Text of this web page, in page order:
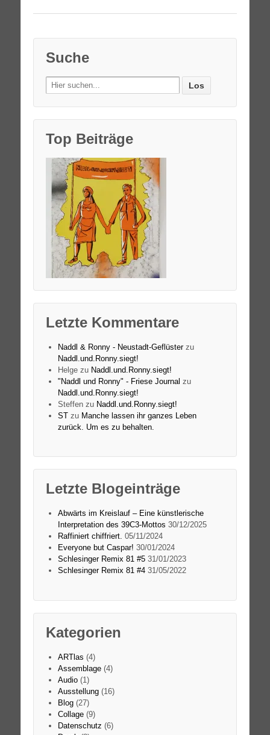
Suche
Search
for:
Top Beiträge
Letzte Kommentare
Naddl & Ronny - Neustadt-Geflüsterzu
Naddl.und.Ronny.siegt!
Helgezu Naddl.und.Ronny.siegt!
"Naddl und Ronny" - Friese Journal zu
Naddl.und.Ronny.siegt!
Steffenzu Naddl.und.Ronny.siegt!
STzu Manche lassen ihr ganzes Leben
zurück. Um es zu behalten.
Letzte Blogeinträge
Abwärts im Kreislauf – Eine künstlerische
Interpretation des 39C3-Mottos 30/12/2025
Raffiniert chiffriert. 05/11/2024
Everyone but Caspar! 30/01/2024
Schlesinger Remix 81 #5 31/01/2023
Schlesinger Remix 81 #4 31/05/2022
Kategorien
ARTlas (4)
Assemblage(4)
Audio(1)
Ausstellung(16)
Blog(27)
Collage(9)
Datenschutz (6)